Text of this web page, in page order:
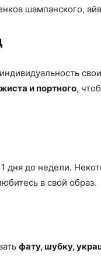
шампанского,
и портного,
дня до недели.
в свой образ.
фату, шубку,